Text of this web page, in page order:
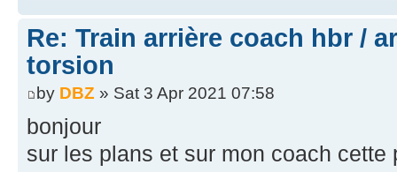
Re: Train arrière coach hbr /
torsion
by DBZ » Sat 3 Apr 2021 07:58
bonjour
sur les plans et sur mon coach